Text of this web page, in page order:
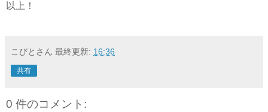
以上！
こびとさん 最終更新: 16:36
共有
0 件のコメント: